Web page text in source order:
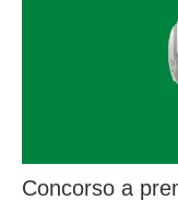
Concorso a